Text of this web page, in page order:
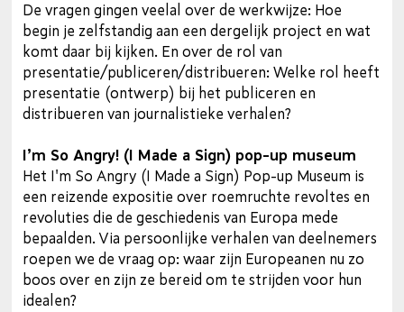
De vragen gingen veelal over de werkwijze: Hoe
begin je zelfstandig aan een dergelijk project en wat
komt daar bij kijken. En over de rol van
presentatie/publiceren/distribueren: Welke rol heeft
presentatie (ontwerp) bij het publiceren en
distribueren van journalistieke verhalen?
I’m So Angry! (I Made a Sign) pop-up museum
Het I'm So Angry (I Made a Sign) Pop-up Museum is
een reizende expositie over roemruchte revoltes en
revoluties die de geschiedenis van Europa mede
bepaalden. Via persoonlijke verhalen van deelnemers
roepen we de vraag op: waar zijn Europeanen nu zo
boos over en zijn ze bereid om te strijden voor hun
idealen?